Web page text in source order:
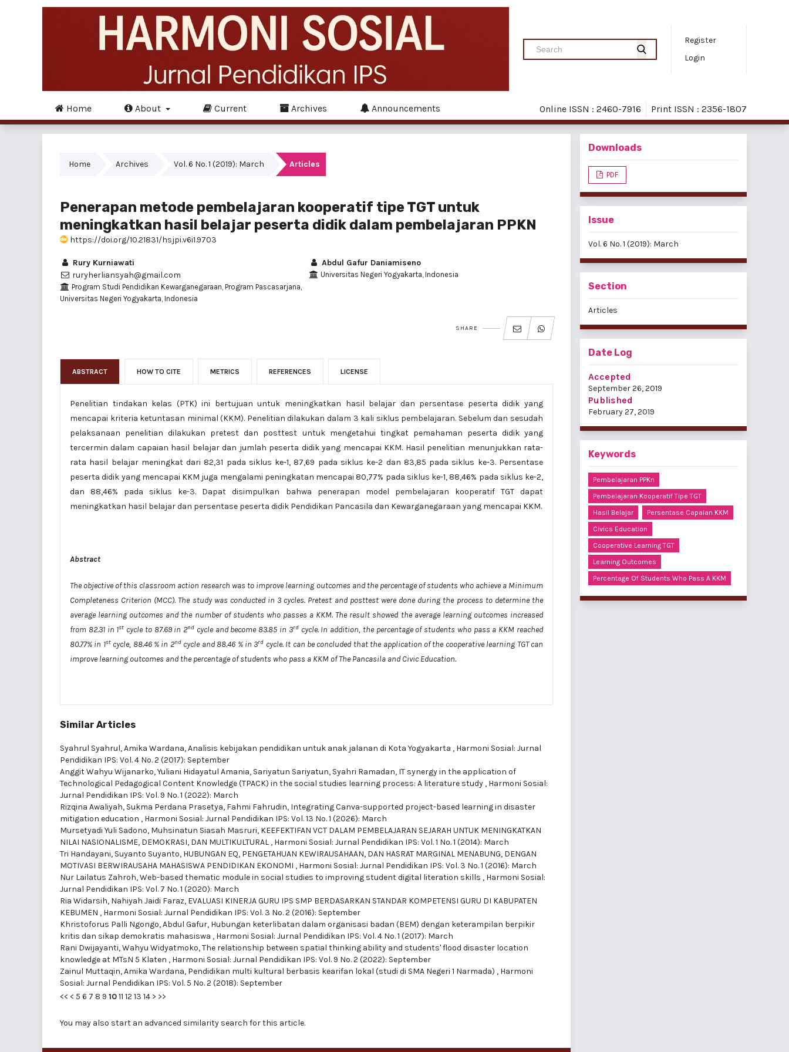
Register
Login
Home About Current Archives Announcements Online ISSN : 2460-7916 Print ISSN : 2356-1807
Home Archives Vol. 6 No. 1 (2019): March Articles
Penerapan metode pembelajaran kooperatif tipe TGT untuk
meningkatkan hasil belajar peserta didik dalam pembelajaran PPKN
https://doi.org/10.21831/hsjpi.v6i1.9703
Rury Kurniawati
ruryherliansyah@gmail.com
Program Studi Pendidikan Kewarganegaraan, Program Pascasarjana,
Universitas Negeri Yogyakarta, Indonesia
Abdul Gafur Daniamiseno
Universitas Negeri Yogyakarta, Indonesia
SHARE
ABSTRACT HOW TO CITE METRICS REFERENCES LICENSE
Penelitian tindakan kelas (PTK) ini bertujuan untuk meningkatkan hasil belajar dan persentase peserta didik yang
mencapai kriteria ketuntasan minimal (KKM). Penelitian dilakukan dalam 3 kali siklus pembelajaran. Sebelum dan sesudah
pelaksanaan penelitian dilakukan pretest dan posttest untuk mengetahui tingkat pemahaman peserta didik yang
tercermin dalam capaian hasil belajar dan jumlah peserta didik yang mencapai KKM. Hasil penelitian menunjukkan rata-
rata hasil belajar meningkat dari 82,31 pada siklus ke-1, 87,69 pada siklus ke-2 dan 83,85 pada siklus ke-3. Persentase
peserta didik yang mencapai KKM juga mengalami peningkatan mencapai 80,77% pada siklus ke-1, 88,46% pada siklus ke-2,
dan 88,46% pada siklus ke-3. Dapat disimpulkan bahwa penerapan model pembelajaran kooperatif TGT dapat
meningkatkan hasil belajar dan persentase peserta didik Pendidikan Pancasila dan Kewarganegaraan yang mencapai KKM.
Abstract
The objective of this classroom action research was to improve learning outcomes and the percentage of students who achieve a Minimum
Completeness Criterion (MCC). The study was conducted in 3 cycles. Pretest and posttest were done during the process to determine the
average learning outcomes and the number of students who passes a KKM. The result showed the average learning outcomes increased
from 82.31 in 1st cycle to 87.69 in 2nd cycle and become 83.85 in 3rdcycle. In addition, the percentage of students who pass a KKM reached
80.77% in 1stcycle, 88.46 % in 2ndcycle and 88.46 % in 3rd cycle. It can be concluded that the application of the cooperative learning TGT can
improve learning outcomes and the percentage of students who pass a KKM of The Pancasila and Civic Education.
Similar Articles
Syahrul Syahrul, Amika Wardana,Analisis kebijakan pendidikan untuk anak jalanan di Kota Yogyakarta , Harmoni Sosial: Jurnal
Pendidikan IPS: Vol. 4 No. 2 (2017): September
Anggit Wahyu Wijanarko, Yuliani Hidayatul Amania, Sariyatun Sariyatun, Syahri Ramadan, IT synergy in the application of
Technological Pedagogical Content Knowledge (TPACK) in the social studies learning process: A literature study , Harmoni Sosial:
Jurnal Pendidikan IPS: Vol. 9 No. 1 (2022): March
Rizqina Awaliyah, Sukma Perdana Prasetya, Fahmi Fahrudin, Integrating Canva-supported project-based learning in disaster
mitigation education , Harmoni Sosial: Jurnal Pendidikan IPS: Vol. 13 No. 1 (2026): March
Mursetyadi Yuli Sadono, Muhsinatun Siasah Masruri, KEEFEKTIFAN VCT DALAM PEMBELAJARAN SEJARAH UNTUK MENINGKATKAN
NILAI NASIONALISME, DEMOKRASI, DAN MULTIKULTURAL , Harmoni Sosial: Jurnal Pendidikan IPS: Vol. 1 No. 1 (2014): March
Tri Handayani, Suyanto Suyanto, HUBUNGAN EQ, PENGETAHUAN KEWIRAUSAHAAN, DAN HASRAT MARGINAL MENABUNG, DENGAN
MOTIVASI BERWIRAUSAHA MAHASISWA PENDIDIKAN EKONOMI , Harmoni Sosial: Jurnal Pendidikan IPS: Vol. 3 No. 1 (2016): March
Nur Lailatus Zahroh,Web-based thematic module in social studies to improving student digital literation skills , Harmoni Sosial:
Jurnal Pendidikan IPS: Vol. 7 No. 1 (2020): March
Ria Widarsih, Nahiyah Jaidi Faraz, EVALUASI KINERJA GURU IPS SMP BERDASARKAN STANDAR KOMPETENSI GURU DI KABUPATEN
KEBUMEN , Harmoni Sosial: Jurnal Pendidikan IPS: Vol. 3 No. 2 (2016): September
Khristoforus Palli Ngongo, Abdul Gafur, Hubungan keterlibatan dalam organisasi badan (BEM) dengan keterampilan berpikir
kritis dan sikap demokratis mahasiswa , Harmoni Sosial: Jurnal Pendidikan IPS: Vol. 4 No. 1 (2017): March
Rani Dwijayanti, Wahyu Widyatmoko,The relationship between spatial thinking ability and students' flood disaster location
knowledge at MTsN 5 Klaten , Harmoni Sosial: Jurnal Pendidikan IPS: Vol. 9 No. 2 (2022): September
Zainul Muttaqin, Amika Wardana, Pendidikan multi kultural berbasis kearifan lokal (studi di SMA Negeri 1 Narmada) , Harmoni
Sosial: Jurnal Pendidikan IPS: Vol. 5 No. 2 (2018): September
<< < 5 6 7 8 9 1011 12 13 14 > >>
You may also start an advanced similarity search for this article.
Downloads
PDF
Issue
Vol. 6 No. 1 (2019): March
Section
Articles
Date Log
Accepted
September 26, 2019
Published
February 27, 2019
Keywords
Pembelajaran PPKn
Pembelajaran Kooperatif Tipe TGT
Hasil Belajar
Persentase Capaian KKM
Civics Education
Cooperative Learning TGT
Learning Outcomes
Percentage Of Students Who Pass A KKM